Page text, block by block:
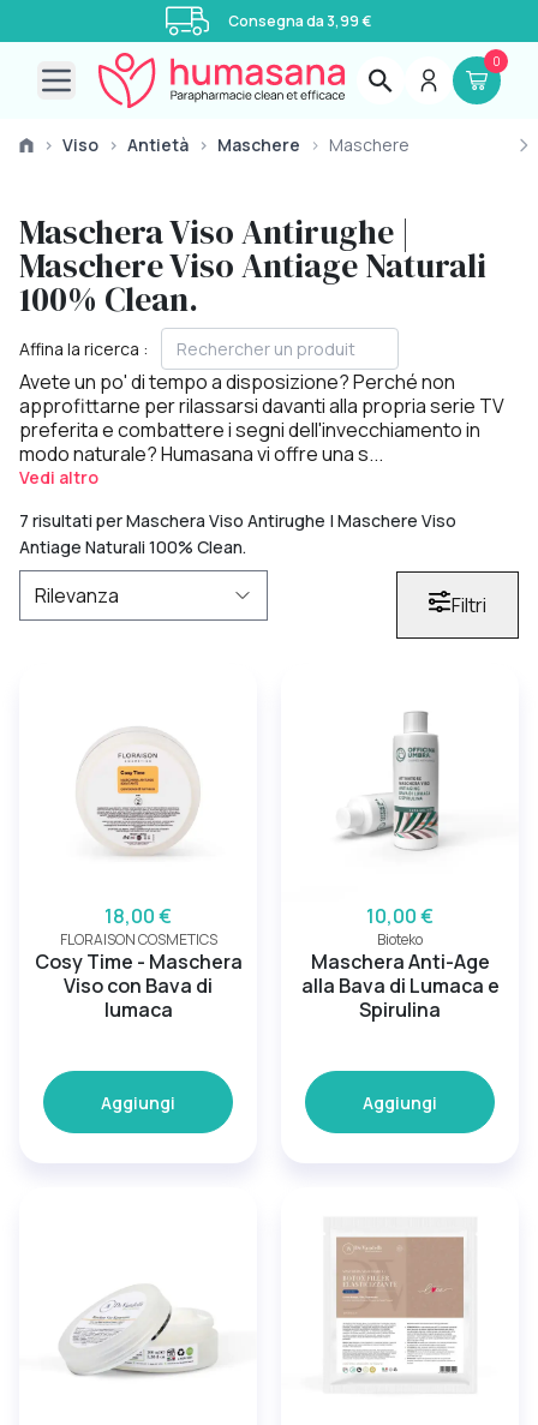
Consegna da 3,99 €
Open main menu
0
› Viso › Antietà › Maschere › Maschere
Maschera Viso Antirughe |
Maschere Viso Antiage Naturali
100% Clean.
Affina la ricerca :
Avete un po' di tempo a disposizione? Perché non
approfittarne per rilassarsi davanti alla propria serie TV
preferita e combattere i segni dell'invecchiamento in
modo naturale? Humasana vi offre una s...
Vedi altro
7 risultati per Maschera Viso Antirughe | Maschere Viso
Antiage Naturali 100% Clean.
Filtri
18,00 €
FLORAISON COSMETICS
Cosy Time - Maschera
Viso con Bava di
lumaca
Aggiungi
10,00 €
Bioteko
Maschera Anti-Age
alla Bava di Lumaca e
Spirulina
Aggiungi